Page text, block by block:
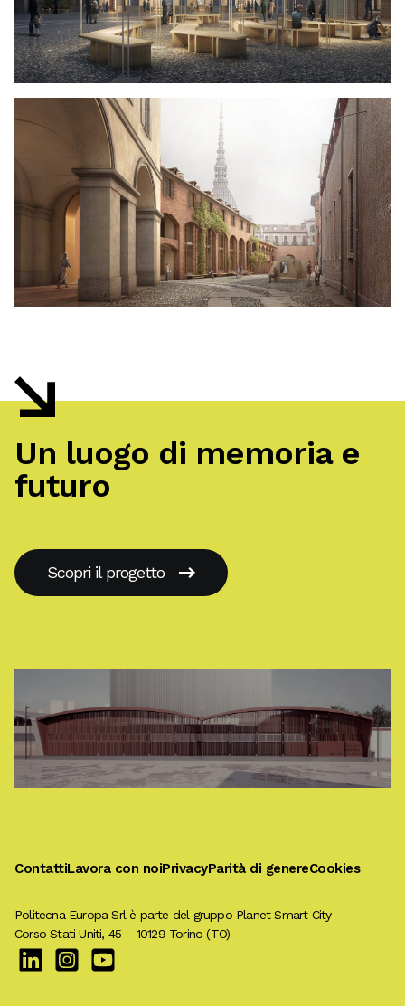
Un luogo di memoria e
futuro
Scopri il progetto
ContattiLavora con noiPrivacyParità di genereCookies
Politecna Europa Srl è parte del gruppo Planet Smart City
Corso Stati Uniti, 45 – 10129 Torino (TO)